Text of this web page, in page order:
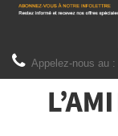
Appelez-nous au :